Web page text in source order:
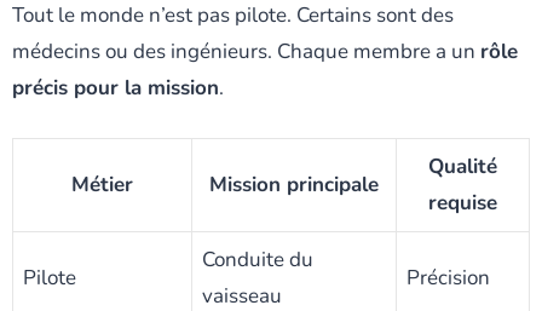
Tout le monde n’est pas pilote. Certains sont des
médecins ou des ingénieurs. Chaque membre a un rôle
précis pour la mission.
Métier Mission principale
Qualité
requise
Pilote
Conduite du
vaisseau
Précision